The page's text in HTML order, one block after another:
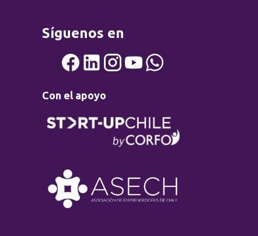
Síguenos en
Con el apoyo